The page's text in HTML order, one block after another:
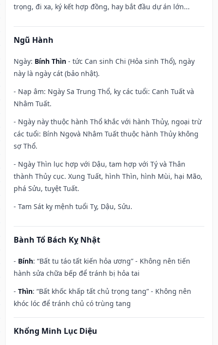
trọng, đi xa, ký kết hợp đồng, hay bắt đầu dự án lớn...
Ngũ Hành
Ngày: Bính Thìn - tức Can sinh Chi (Hỏa sinh Thổ), ngày
này là ngày cát (bảo nhật).
- Nạp âm: Ngày Sa Trung Thổ, kỵ các tuổi: Canh Tuất và
Nhâm Tuất.
- Ngày này thuộc hành Thổ khắc với hành Thủy, ngoại trừ
các tuổi: Bính Ngọvà Nhâm Tuất thuộc hành Thủy không
sợ Thổ.
- Ngày Thìn lục hợp với Dậu, tam hợp với Tý và Thân
thành Thủy cục. Xung Tuất, hình Thìn, hình Mùi, hại Mão,
phá Sửu, tuyệt Tuất.
- Tam Sát kỵ mệnh tuổi Tỵ, Dậu, Sửu.
Bành Tổ Bách Kỵ Nhật
- Bính: “Bất tu táo tất kiến hỏa ương” - Không nên tiến
hành sửa chữa bếp để tránh bị hỏa tai
- Thìn: “Bất khốc khấp tất chủ trọng tang” - Không nên
khóc lóc để tránh chủ có trùng tang
Khổng Minh Lục Diệu